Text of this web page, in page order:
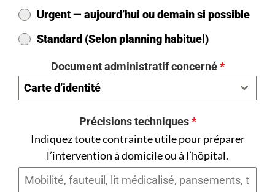
Urgent — aujourd’hui ou demain si possible
Standard (Selon planning habituel)
Document administratif concerné*
Carte d’identité
Précisions techniques*
Indiquez toute contrainte utile pour préparer
l’intervention à domicile ou à l’hôpital.